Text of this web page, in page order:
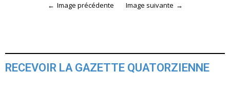
Image précédente Image suivante
RECEVOIR LA GAZETTE QUATORZIENNE